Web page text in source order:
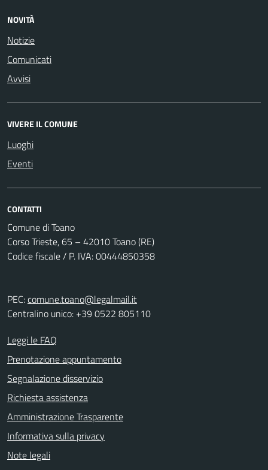
NOVITÀ
Notizie
Comunicati
Avvisi
VIVERE IL COMUNE
Luoghi
Eventi
CONTATTI
Comune di Toano
Corso Trieste, 65 – 42010 Toano (RE)
Codice fiscale / P. IVA: 00444850358
PEC:comune.toano@legalmail.it
Centralino unico: +39 0522 805110
Leggi le FAQ
Prenotazione appuntamento
Segnalazione disservizio
Richiesta assistenza
Amministrazione Trasparente
Informativa sulla privacy
Note legali